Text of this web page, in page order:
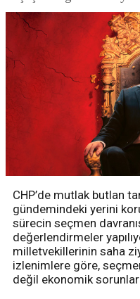
CHP’de mutlak butlan
gündemindeki yerini
sürecin seçmen
değerlendirmeler
milletvekillerinin saha
izlenimlere göre,
değil ekonomik